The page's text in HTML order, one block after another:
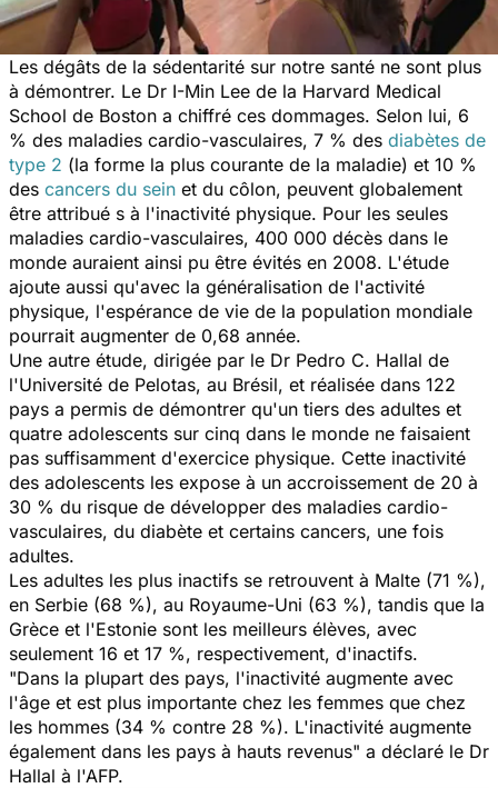
Les dégâts de la sédentarité sur notre santé ne sont plus
à démontrer. Le Dr I-Min Lee de la Harvard Medical
School de Boston a chiffré ces dommages. Selon lui, 6
% des maladies cardio-vasculaires, 7 % des diabètes de
type 2 (la forme la plus courante de la maladie) et 10 %
des cancers du sein et du côlon, peuvent globalement
être attribué s à l'inactivité physique. Pour les seules
maladies cardio-vasculaires, 400 000 décès dans le
monde auraient ainsi pu être évités en 2008. L'étude
ajoute aussi qu'avec la généralisation de l'activité
physique, l'espérance de vie de la population mondiale
pourrait augmenter de 0,68 année.
Une autre étude, dirigée par le Dr Pedro C. Hallal de
l'Université de Pelotas, au Brésil, et réalisée dans 122
pays a permis de démontrer qu'un tiers des adultes et
quatre adolescents sur cinq dans le monde ne faisaient
pas suffisamment d'exercice physique. Cette inactivité
des adolescents les expose à un accroissement de 20 à
30 % du risque de développer des maladies cardio-
vasculaires, du diabète et certains cancers, une fois
adultes.
Les adultes les plus inactifs se retrouvent à Malte (71 %),
en Serbie (68 %), au Royaume-Uni (63 %), tandis que la
Grèce et l'Estonie sont les meilleurs élèves, avec
seulement 16 et 17 %, respectivement, d'inactifs.
"Dans la plupart des pays, l'inactivité augmente avec
l'âge et est plus importante chez les femmes que chez
les hommes (34 % contre 28 %). L'inactivité augmente
également dans les pays à hauts revenus" a déclaré le Dr
Hallal à l'AFP.